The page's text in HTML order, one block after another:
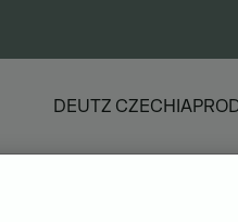
DEUTZ CZECHIA